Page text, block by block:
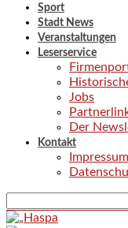
Sport
Stadt News
Veranstaltungen
Leserservice
Jobs
Der
Kontakt
Impressum